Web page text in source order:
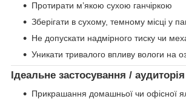
Протирати м’якою сухою ганчіркою
Зберігати в сухому, темному місці у
Не допускати надмірного тиску чи
Уникати тривалого впливу вологи на
Ідеальне застосування / аудиторія
Прикрашання домашньої чи офісної